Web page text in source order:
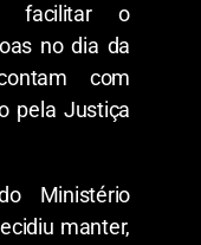
facilitar o
no dia da
com
pela Justiça
Ministério
manter,